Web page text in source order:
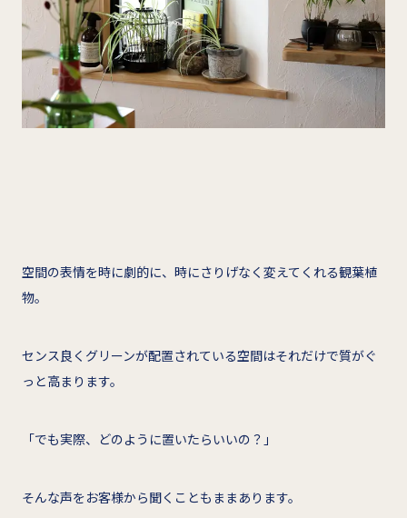
空間の表情を時に劇的に、時にさりげなく変えてくれる観葉植
物。
センス良くグリーンが配置されている空間はそれだけで質がぐ
っと高まります。
「でも実際、どのように置いたらいいの？」
そんな声をお客様から聞くこともままあります。